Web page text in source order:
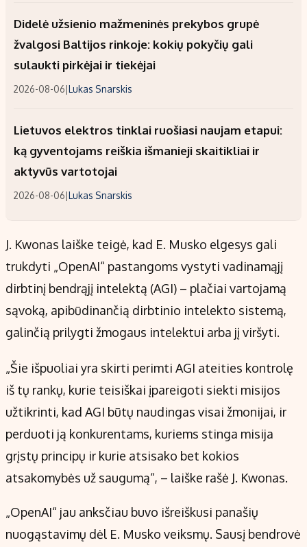
Didelė užsienio mažmeninės prekybos grupė
žvalgosi Baltijos rinkoje: kokių pokyčių gali
sulaukti pirkėjai ir tiekėjai
2026-08-06|Lukas Snarskis
Lietuvos elektros tinklai ruošiasi naujam etapui:
ką gyventojams reiškia išmanieji skaitikliai ir
aktyvūs vartotojai
2026-08-06|Lukas Snarskis
J. Kwonas laiške teigė, kad E. Musko elgesys gali
trukdyti „OpenAI“ pastangoms vystyti vadinamąjį
dirbtinį bendrąjį intelektą (AGI) – plačiai vartojamą
sąvoką, apibūdinančią dirbtinio intelekto sistemą,
galinčią prilygti žmogaus intelektui arba jį viršyti.
„Šie išpuoliai yra skirti perimti AGI ateities kontrolę
iš tų rankų, kurie teisiškai įpareigoti siekti misijos
užtikrinti, kad AGI būtų naudingas visai žmonijai, ir
perduoti ją konkurentams, kuriems stinga misija
grįstų principų ir kurie atsisako bet kokios
atsakomybės už saugumą“, – laiške rašė J. Kwonas.
„OpenAI“ jau anksčiau buvo išreiškusi panašių
nuogąstavimų dėl E. Musko veiksmų. Sausį bendrovė